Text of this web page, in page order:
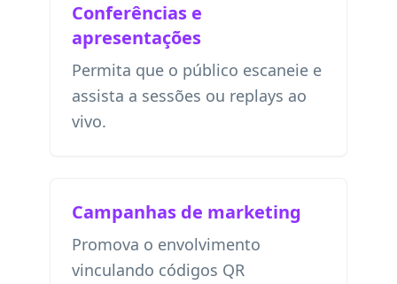
Conferências e
apresentações
Permita que o público escaneie e
assista a sessões ou replays ao
vivo.
Campanhas de marketing
Promova o envolvimento
vinculando códigos QR